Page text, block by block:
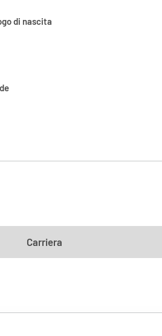
di nascita
Carriera